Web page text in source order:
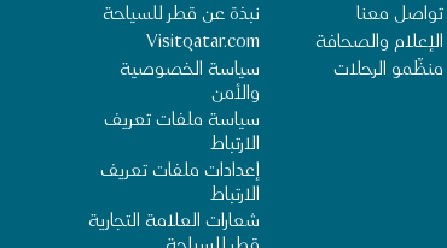
تواصل معنا
الإعلام والصحافة
منظِّمو الرحلات
نبذة عن قطر للسياحة
Visitqatar.com
سياسة الخصوصية
والأمن
سياسة ملفات تعريف
الارتباط
إعدادات ملفات تعريف
الارتباط
شعارات العلامة التجارية